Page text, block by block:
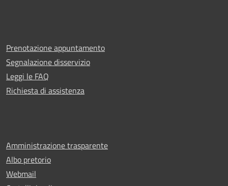
Prenotazione appuntamento
Segnalazione disservizio
Leggi le FAQ
Richiesta di assistenza
Amministrazione trasparente
Albo pretorio
Webmail